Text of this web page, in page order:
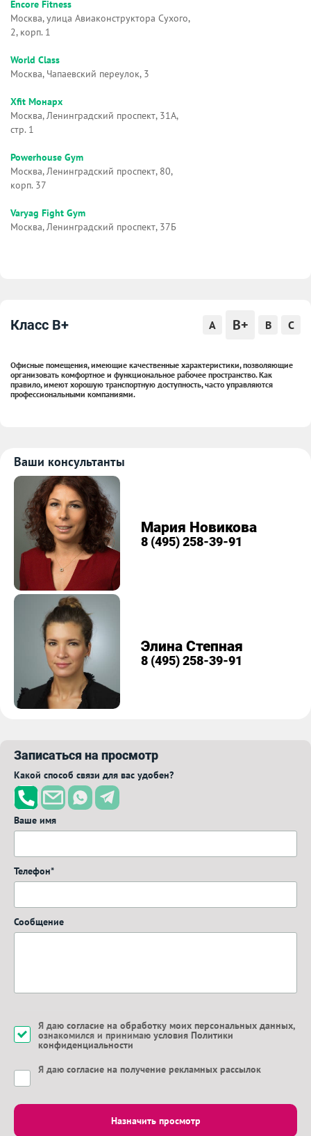
Encore Fitness
Москва, улица Авиаконструктора Сухого,
2, корп. 1
World Class
Москва, Чапаевский переулок, 3
Xfit Монарх
Москва, Ленинградский проспект, 31А,
стр. 1
Powerhouse Gym
Москва, Ленинградский проспект, 80,
корп. 37
Varyag Fight Gym
Москва, Ленинградский проспект, 37Б
Класс B+ A B+ B C
Офисные помещения, имеющие качественные характеристики, позволяющие
организовать комфортное и функциональное рабочее пространство. Как
правило, имеют хорошую транспортную доступность, часто управляются
профессиональными компаниями.
Ваши консультанты
Мария Новикова
8 (495) 258-39-91
Элина Степная
8 (495) 258-39-91
Записаться на просмотр
Какой способ связи для вас удобен?
Ваше имя
Телефон*
Сообщение
Я даю согласие на обработку моих персональных данных,
ознакомился и принимаю условия Политики
конфиденциальности
Я даю согласие на получение рекламных рассылок
Назначить просмотр